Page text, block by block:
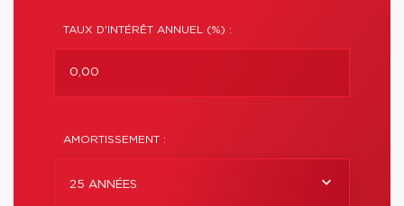
TAUX D'INTÉRÊT ANNUEL (%) :
AMORTISSEMENT :
25 ANNÉES